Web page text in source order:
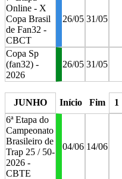
Online - X
Copa Brasil
de Fan32 -
CBCT
26/05 31/05
Copa Sp
(fan32) -
2026
26/05 31/05
JUNHO
Início Fim 1
6ª Etapa do
Campeonato
Brasileiro de
Trap 25 / 50-
2026 -
CBTE
04/06 14/06